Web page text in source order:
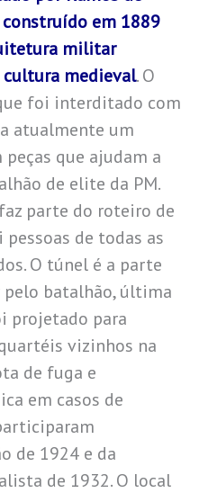
construído em 1889
militar
cultura medieval. O
foi interditado com
atualmente um
que ajudam a
de elite da PM.
parte do roteiro de
de todas as
O túnel é a parte
batalhão, última
projetado para
vizinhos na
de fuga e
em casos de
de 1924 e da
de 1932. O local